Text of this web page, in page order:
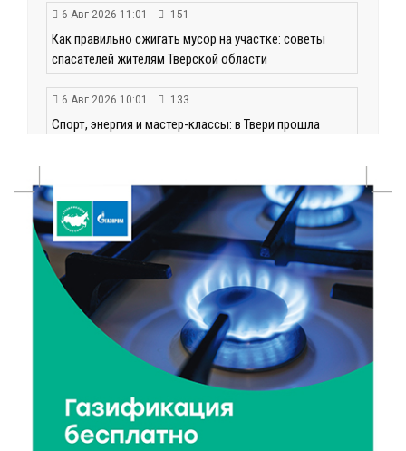
6 Авг 2026 11:01 151
Как правильно сжигать мусор на участке: советы
спасателей жителям Тверской области
6 Авг 2026 10:01 133
Спорт, энергия и мастер-классы: в Твери прошла
6 Авг 2026 09:01 145
От хип-хопа до латины: как провести вечер 6
августа с пользой и драйвом
6 Авг 2026 08:40 163
Переменная облачность и кратковременный
дождь: что ждёт жителей Тверской области
215
В Твери открываются две масштабные выставки
известных художников